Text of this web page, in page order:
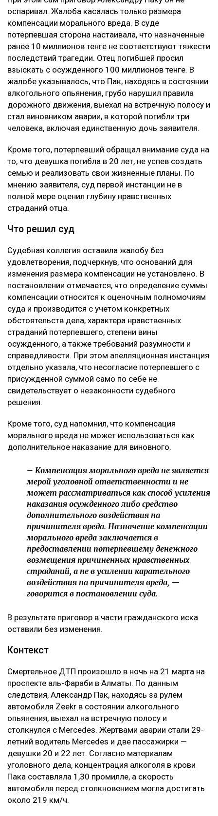
оспаривал. Жалоба касалась только размера
компенсации морального вреда. В суде
потерпевшая сторона настаивала, что назначенные
ранее 10 миллионов тенге не соответствуют тяжести
последствий трагедии. Отец погибшей просил
взыскать с осужденного 100 миллионов тенге. В
жалобе указывалось, что Пак, находясь в состоянии
алкогольного опьянения, грубо нарушил правила
дорожного движения, выехал на встречную полосу и
стал виновником аварии, в которой погибли три
человека, включая единственную дочь заявителя.
Кроме того, потерпевший обращал внимание суда на
то, что девушка погибла в 20 лет, не успев создать
семью и реализовать свои жизненные планы. По
мнению заявителя, суд первой инстанции не в
полной мере оценил глубину нравственных
страданий отца.
Что решил суд
Судебная коллегия оставила жалобу без
удовлетворения, подчеркнув, что оснований для
изменения размера компенсации не установлено. В
постановлении отмечается, что определение суммы
компенсации относится к оценочным полномочиям
суда и производится с учетом конкретных
обстоятельств дела, характера нравственных
страданий потерпевшего, степени вины
осужденного, а также требований разумности и
справедливости. При этом апелляционная инстанция
отдельно указала, что несогласие потерпевшего с
присужденной суммой само по себе не
свидетельствует о незаконности судебного
решения.
Кроме того, суд напомнил, что компенсация
морального вреда не может использоваться как
дополнительное наказание для виновного.
– Компенсация морального вреда не является
мерой уголовной ответственности и не
может рассматриваться как способ усиления
наказания осужденного либо средство
дополнительного воздействия на
причинителя вреда. Назначение компенсации
морального вреда заключается в
предоставлении потерпевшему денежного
возмещения причиненных нравственных
страданий, а не в усилении карательного
воздействия на причинителя вреда, —
говорится в постановлении суда.
В результате приговор в части гражданского иска
оставили без изменения.
Контекст
Смертельное ДТП произошло в ночь на 21 марта на
проспекте аль-Фараби в Алматы. По данным
следствия, Александр Пак, находясь за рулем
автомобиля Zeekr в состоянии алкогольного
опьянения, выехал на встречную полосу и
столкнулся с Mercedes. Жертвами аварии стали 29-
летний водитель Mercedes и две пассажирки —
девушки 20 и 22 лет. Согласно материалам
уголовного дела, концентрация алкоголя в крови
Пака составляла 1,30 промилле, а скорость
автомобиля перед столкновением могла достигать
около 219 км/ч.